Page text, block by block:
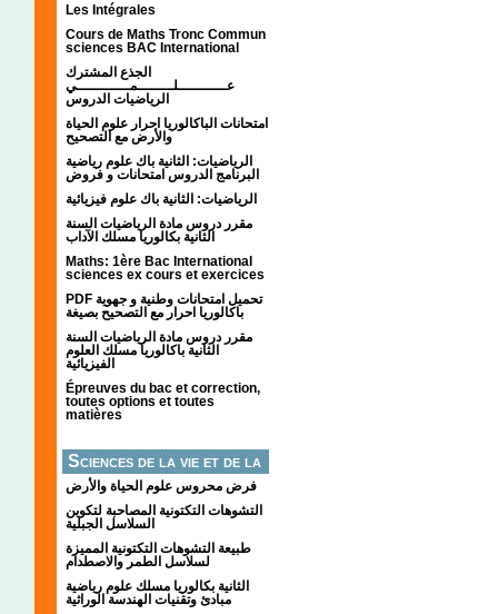
Les Intégrales
Cours de Maths Tronc Commun
sciences BAC International
الجذع المشترك
عـــــــــــلــــــــمــــــــــــي
الرياضيات الدروس
امتحانات الباكالوريا احرار علوم الحياة
والأرض مع التصحيح
الرياضيات: الثانية باك علوم رياضية
البرنامج الدروس امتحانات و فروض
الرياضيات: الثانية باك علوم فيزيائية
مقرر دروس مادة الرياضيات السنة
الثانية بكالوريا مسلك الآداب
Maths: 1ère Bac International
sciences ex cours et exercices
PDF تحميل امتحانات وطنية و جهوية
باكالوريا احرار مع التصحيح بصيغة
مقرر دروس مادة الرياضيات السنة
الثانية باكالوريا مسلك العلوم
الفيزيائية
Épreuves du bac et correction,
toutes options et toutes
matières
Sciences de la vie et de la
terre
فرض محروس علوم الحياة والأرض
التشوهات التكتونیة المصاحبة لتكوین
السلاسل الجبلیة
طبيعة التشوهات التكتونية المميزة
لسلاسل الطمر والاصطدام
الثانية بكالوريا مسلك علوم رياضية
مبادئ وتقنيات الهندسة الوراثية